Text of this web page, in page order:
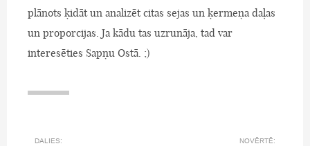
plānots ķidāt un analizēt citas sejas un ķermeņa daļas
un proporcijas. Ja kādu tas uzrunāja, tad var
interesēties Sapņu Ostā. ;)
DALIES: NOVĒRTĒ: